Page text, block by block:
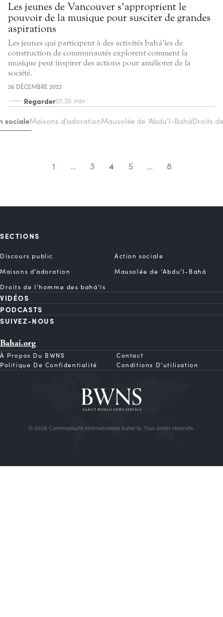
Les jeunes de Vancouver s’approprient le
pouvoir de la musique pour susciter de grandes
aspirations
Les jeunes qui participent à des activités bahá’íes de
construction de communautés explorent comment la
musique peut inspirer des actions pour améliorer de la
société.
26 DÉCEMBRE 2022
Regarder01:35 min
socialeMaisons d’adorationMausolée de ‘Abdu’l-BaháDroits
1 ... 3 4 5 ... 8
SECTIONS
Discours public
Action sociale
Maisons d’adoration
Mausolée de ‘Abdu’l-Bahá
Droits de l’homme des bahá’ís
VIDÉOS
PODCASTS
SUIVEZ-NOUS
Bahai.org
À Propos Du BWNS
Contact
Politique De Confidentialité
Conditions D’utilisation
© 2026 Communauté internationale bahá’íe. Tous droits réservés.